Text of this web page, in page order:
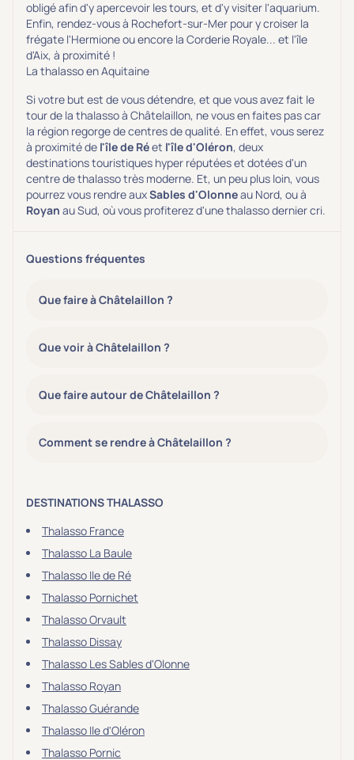
obligé afin d'y apercevoir les tours, et d'y visiter l'aquarium.
Enfin, rendez-vous à Rochefort-sur-Mer pour y croiser la
frégate l'Hermione ou encore la Corderie Royale... et l'île
d'Aix, à proximité !
La thalasso en Aquitaine
Si votre but est de vous détendre, et que vous avez fait le
tour de la thalasso à Châtelaillon, ne vous en faites pas car
la région regorge de centres de qualité. En effet, vous serez
à proximité de l'île de Réet l'île d'Oléron, deux
destinations touristiques hyper réputées et dotées d'un
centre de thalasso très moderne. Et, un peu plus loin, vous
pourrez vous rendre auxSables d'Olonneau Nord, ou à
Royan au Sud, où vous profiterez d'une thalasso dernier cri.
Questions fréquentes
Que faire à Châtelaillon ?
Que voir à Châtelaillon ?
Que faire autour de Châtelaillon ?
Comment se rendre à Châtelaillon ?
DESTINATIONS THALASSO
Thalasso France
Thalasso La Baule
Thalasso Ile de Ré
Thalasso Pornichet
Thalasso Orvault
Thalasso Dissay
Thalasso Les Sables d'Olonne
Thalasso Royan
Thalasso Guérande
Thalasso Ile d'Oléron
Thalasso Pornic